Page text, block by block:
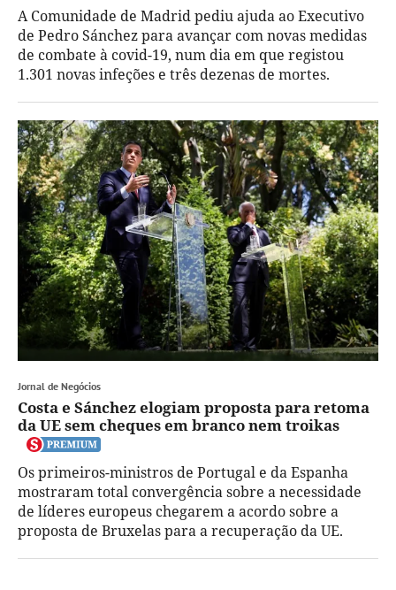
A Comunidade de Madrid pediu ajuda ao Executivo
de Pedro Sánchez para avançar com novas medidas
de combate à covid-19, num dia em que registou
1.301 novas infeções e três dezenas de mortes.
Jornal de Negócios
Costa e Sánchez elogiam proposta para retoma
da UE sem cheques em branco nem troikas
Os primeiros-ministros de Portugal e da Espanha
mostraram total convergência sobre a necessidade
de líderes europeus chegarem a acordo sobre a
proposta de Bruxelas para a recuperação da UE.